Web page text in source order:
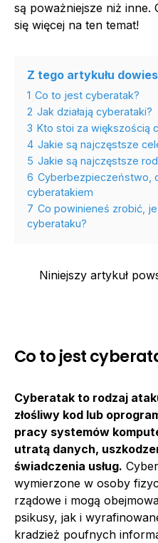
są poważniejsze niż inne.
się więcej na ten temat!
Z tego artykułu
1 Co to jest cyberatak?
2 Jak działają cyberataki?
3 Kto stoi za większością
4 Jakie są najczęstsze
5 Jakie są najczęstsze
6 Cyberbezpieczeństwo,
cyberatakiem
7 Co powinieneś zrobić,
cyberataku?
Niniejszy artykuł
Co to jest
Cyberatak to rodzaj
złośliwy kod lub
pracy systemów
utratą danych,
świadczenia usług.
wymierzone w osoby
rządowe i mogą
psikusy, jak i
kradzież poufnych